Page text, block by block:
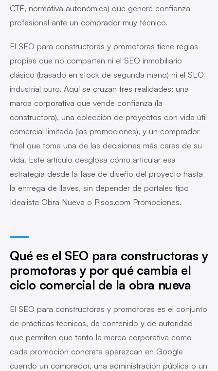
CTE, normativa autonómica) que genere confianza
profesional ante un comprador muy técnico.
El SEO para constructoras y promotoras tiene reglas
propias que no comparten ni el SEO inmobiliario
clásico (basado en stock de segunda mano) ni el SEO
industrial puro. Aquí se cruzan tres realidades: una
marca corporativa que vende confianza (la
constructora), una colección de proyectos con vida útil
comercial limitada (las promociones), y un comprador
final que toma una de las decisiones más caras de su
vida. Este artículo desglosa cómo articular esa
estrategia desde la fase de diseño del proyecto hasta
la entrega de llaves, sin depender de portales tipo
Idealista Obra Nueva o Pisos.com Promociones.
Qué es el SEO para constructoras y
promotoras y por qué cambia el
ciclo comercial de la obra nueva
El SEO para constructoras y promotoras es el conjunto
de prácticas técnicas, de contenido y de autoridad
que permiten que tanto la marca corporativa como
cada promoción concreta aparezcan en Google
cuando un comprador, una administración pública o un